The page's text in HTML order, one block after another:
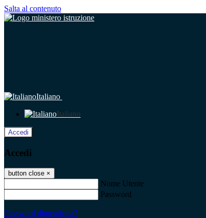
Salta al contenuto
Italiano
Italiano
Accedi
Accedi
button close ×
Nome Utente
Password
Password dimenticata?